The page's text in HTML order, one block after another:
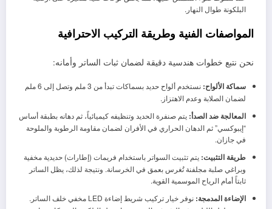
البلكونة طوال النهار.
المواصفات الفنية وطريقة التركيب الاحترافية
نحن نتبع خطوات هندسية دقيقة لضمان ثبات الساتر وأمانه:
سماكة الألواح:
نستخدم ألواح حديد بسماكات تبدأ من 3 ملم وتصل إلى 6 ملم
لضمان الصلابة وعدم الاهتزاز.
المعالجة ضد الصدأ: يتم صنفرة الحديد وتنظيفه كيميائياً، ثم دهانه بطبقة أساس
“إيبوكسي” ثم الدهان الحراري في الأفران لضمان مقاومة الرطوبة والملوحة
في جازان.
طريقة التثبيت: يتم تثبيت السواتر باستخدام فريمات (إطارات) حديدية مخفية
وبراغي صلبة مجلفنة تُغرس بعمق في الخرسانة. ونتيجة لذلك، يظل الساتر
ثابتاً أمام الرياح الموسمية القوية.
الإضاءة المدمجة:
نوفر خيار تركيب شريط إضاءة LED مخفي خلف الساتر.